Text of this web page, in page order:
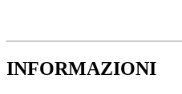
INFORMAZIONI